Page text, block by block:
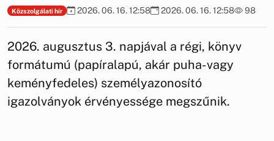
Közszolgálati hír 2026. 06. 16. 12:58 2026. 06. 16. 12:58 98
2026. augusztus 3. napjával a régi, könyv
formátumú (papíralapú, akár puha-vagy
keményfedeles) személyazonosító
igazolványok érvényessége megszűnik.